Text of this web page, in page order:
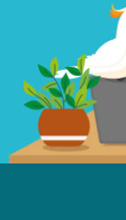
Wil je
weten
Zoek
naar:
Zoekknop